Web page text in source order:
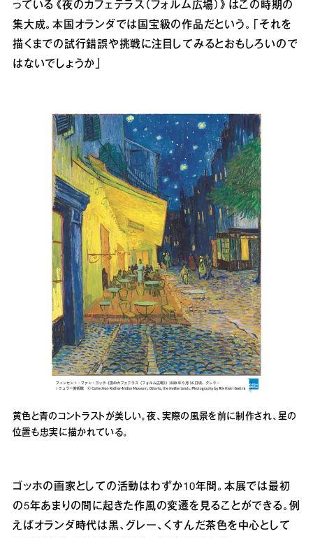
っている《夜のカフェテラス（フォルム広場）》はこの時期の
集大成。本国オランダでは国宝級の作品だという。「それを
描くまでの試行錯誤や挑戦に注目してみるとおもしろいので
はないでしょうか」
黄色と青のコントラストが美しい。夜、実際の風景を前に制作され、星の
位置も忠実に描かれている。
ゴッホの画家としての活動はわずか10年間。本展では最初
の5年あまりの間に起きた作風の変遷を見ることができる。例
えばオランダ時代は黒、グレー、くすんだ茶色を中心として